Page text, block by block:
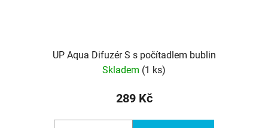
UP Aqua Difuzér S s počítadlem bublin
Skladem (1 ks)
289 Kč